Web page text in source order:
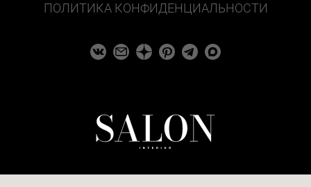
ПОЛИТИКА КОНФИДЕНЦИАЛЬНОСТИ